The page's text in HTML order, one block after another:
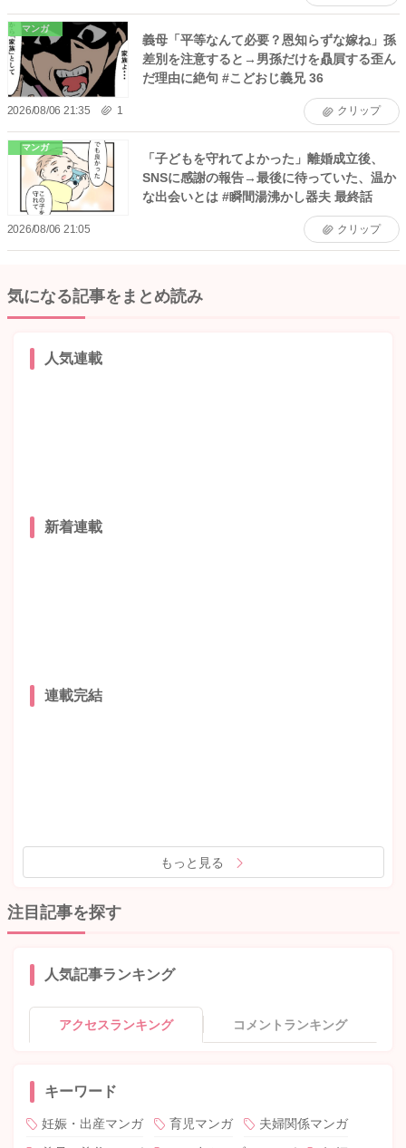
マンガ
義母「平等なんて必要？恩知らずな嫁ね」孫
差別を注意すると→男孫だけを贔屓する歪ん
だ理由に絶句 #こどおじ義兄 36
2026/08/06 21:35 1 クリップ
マンガ
「子どもを守れてよかった」離婚成立後、
SNSに感謝の報告→最後に待っていた、温か
な出会いとは #瞬間湯沸かし器夫 最終話
2026/08/06 21:05 クリップ
気になる記事をまとめ読み
人気連載
新着連載
連載完結
もっと見る
注目記事を探す
人気記事ランキング
アクセスランキング コメントランキング
キーワード
妊娠・出産マンガ 育児マンガ
夫婦関係マンガ